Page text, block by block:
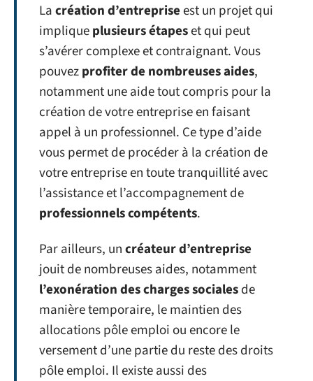
Lacréation d’entrepriseest un projet qui
impliqueplusieurs étapeset qui peut
s’avérer complexe et contraignant. Vous
pouvezprofiter de nombreuses aides,
notamment une aide tout compris pour la
création de votre entreprise en faisant
appel à un professionnel. Ce type d’aide
vous permet de procéder à la création de
votre entreprise en toute tranquillité avec
l’assistance et l’accompagnement de
professionnels compétents.
Par ailleurs, uncréateur d’entreprise
jouit de nombreuses aides, notamment
l’exonération des charges socialesde
manière temporaire, le maintien des
allocations pôle emploi ou encore le
versement d’une partie du reste des droits
pôle emploi. Il existe aussi des